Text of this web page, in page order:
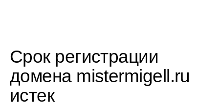
Срок регистрации
домена mistermigell.ru
истек